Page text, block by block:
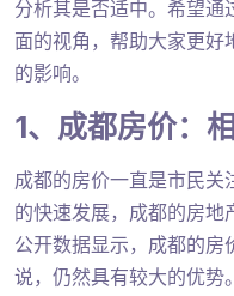
分析其是否适中。希望
面的视角，帮助大家更
的影响。
1、成都房价：
成都的房价一直是市民
的快速发展，成都的房
公开数据显示，成都的
说，仍然具有较大的优势